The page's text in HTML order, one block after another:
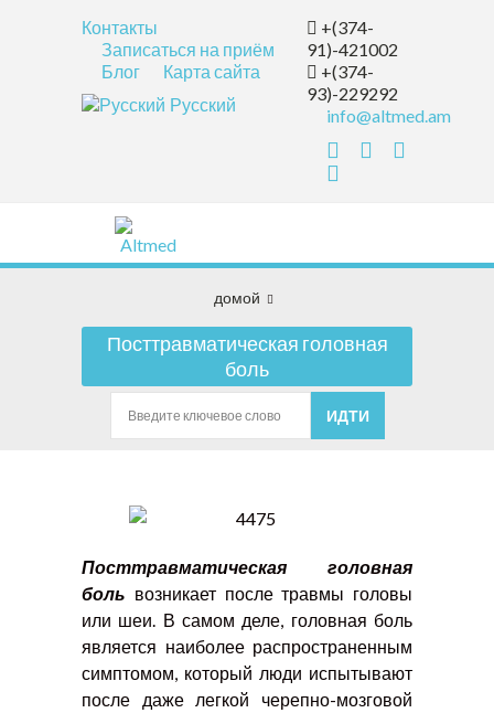
Контакты
Записаться на приём
Блог
Карта сайта
Русский
+(374-
91)-421002
+(374-
93)-229292
info@altmed.am
домой
Посттравматическая головная
боль
Посттравматическая головная
боль возникает после травмы головы
или шеи. В самом деле, головная боль
является наиболее распространенным
симптомом, который люди испытывают
после даже легкой черепно-мозговой